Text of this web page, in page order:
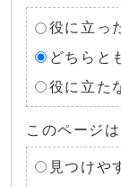
役に立っ
どちらと
役に立た
このページ
見つけや